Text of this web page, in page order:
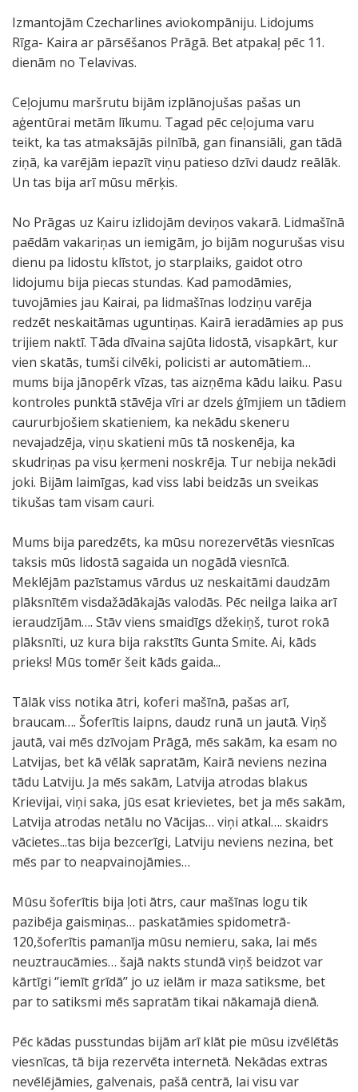
Izmantojām Czecharlines aviokompāniju. Lidojums
Rīga- Kaira ar pārsēšanos Prāgā. Bet atpakaļ pēc 11.
dienām no Telavivas.
Ceļojumu maršrutu bijām izplānojušas pašas un
aģentūrai metām līkumu. Tagad pēc ceļojuma varu
teikt, ka tas atmaksājās pilnībā, gan finansiāli, gan tādā
ziņā, ka varējām iepazīt viņu patieso dzīvi daudz reālāk.
Un tas bija arī mūsu mērķis.
No Prāgas uz Kairu izlidojām deviņos vakarā. Lidmašīnā
paēdām vakariņas un iemigām, jo bijām nogurušas visu
dienu pa lidostu klīstot, jo starplaiks, gaidot otro
lidojumu bija piecas stundas. Kad pamodāmies,
tuvojāmies jau Kairai, pa lidmašīnas lodziņu varēja
redzēt neskaitāmas uguntiņas. Kairā ieradāmies ap pus
trijiem naktī. Tāda dīvaina sajūta lidostā, visapkārt, kur
vien skatās, tumši cilvēki, policisti ar automātiem…
mums bija jānopērk vīzas, tas aizņēma kādu laiku. Pasu
kontroles punktā stāvēja vīri ar dzels ģīmjiem un tādiem
caururbjošiem skatieniem, ka nekādu skeneru
nevajadzēja, viņu skatieni mūs tā noskenēja, ka
skudriņas pa visu ķermeni noskrēja. Tur nebija nekādi
joki. Bijām laimīgas, kad viss labi beidzās un sveikas
tikušas tam visam cauri.
Mums bija paredzēts, ka mūsu norezervētās viesnīcas
taksis mūs lidostā sagaida un nogādā viesnīcā.
Meklējām pazīstamus vārdus uz neskaitāmi daudzām
plāksnītēm visdažādākajās valodās. Pēc neilga laika arī
ieraudzījām…. Stāv viens smaidīgs džekiņš, turot rokā
plāksnīti, uz kura bija rakstīts Gunta Smite. Ai, kāds
prieks! Mūs tomēr šeit kāds gaida...
Tālāk viss notika ātri, koferi mašīnā, pašas arī,
braucam…. Šoferītis laipns, daudz runā un jautā. Viņš
jautā, vai mēs dzīvojam Prāgā, mēs sakām, ka esam no
Latvijas, bet kā vēlāk sapratām, Kairā neviens nezina
tādu Latviju. Ja mēs sakām, Latvija atrodas blakus
Krievijai, viņi saka, jūs esat krievietes, bet ja mēs sakām,
Latvija atrodas netālu no Vācijas… viņi atkal…. skaidrs
vācietes...tas bija bezcerīgi, Latviju neviens nezina, bet
mēs par to neapvainojāmies…
Mūsu šoferītis bija ļoti ātrs, caur mašīnas logu tik
pazibēja gaismiņas… paskatāmies spidometrā-
120,šoferītis pamanīja mūsu nemieru, saka, lai mēs
neuztraucāmies… šajā nakts stundā viņš beidzot var
kārtīgi ‘’iemīt grīdā’’ jo uz ielām ir maza satiksme, bet
par to satiksmi mēs sapratām tikai nākamajā dienā.
Pēc kādas pusstundas bijām arī klāt pie mūsu izvēlētās
viesnīcas, tā bija rezervēta internetā. Nekādas extras
nevēlējāmies, galvenais, pašā centrā, lai visu var